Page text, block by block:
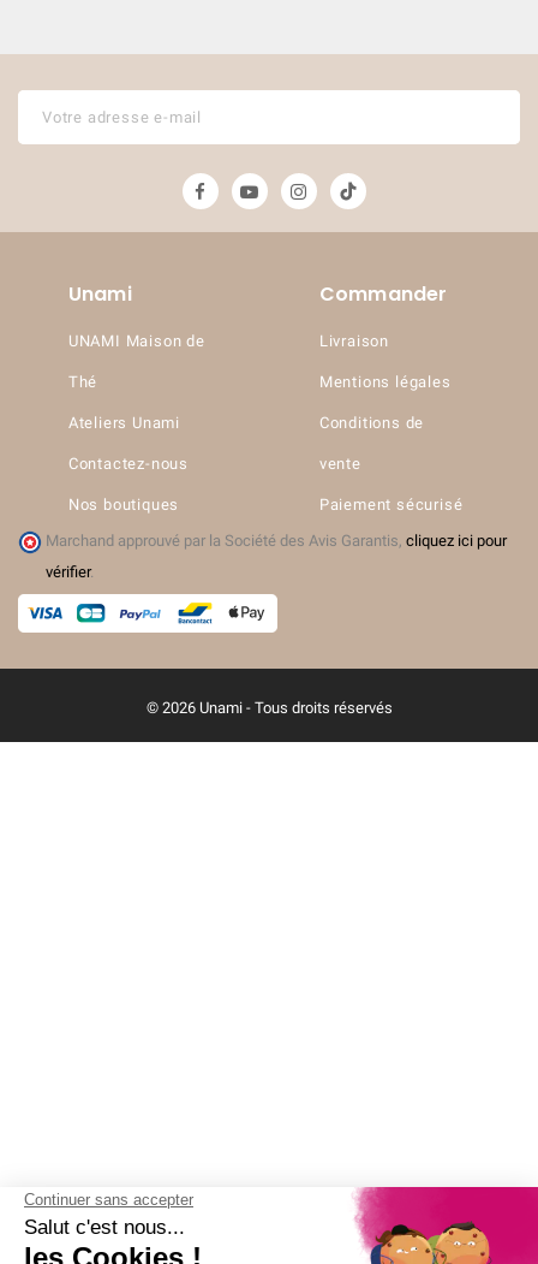
Unami
UNAMI Maison de
Thé
Ateliers Unami
Contactez-nous
Nos boutiques
Commander
Livraison
Mentions légales
Conditions de
vente
Paiement sécurisé
Marchand approuvé par la Société des Avis Garantis, cliquez ici pour
vérifier.
© 2026 Unami - Tous droits réservés